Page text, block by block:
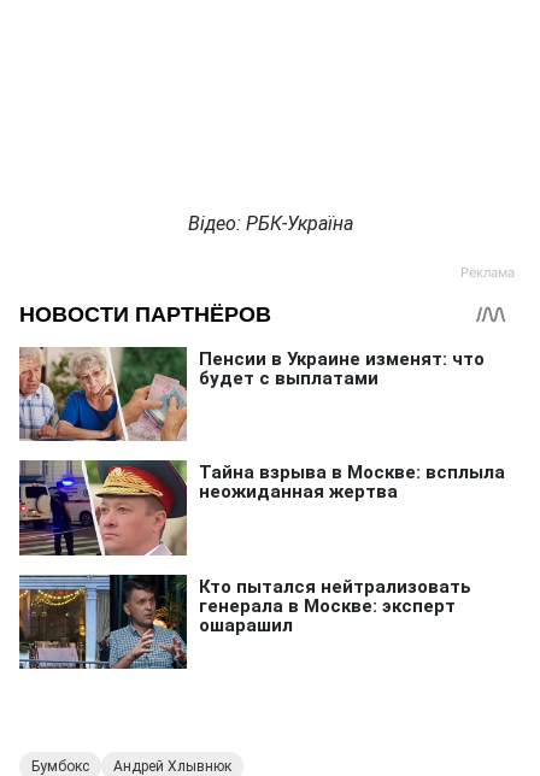
Відео: РБК-Україна
Бумбокс Андрей Хлывнюк